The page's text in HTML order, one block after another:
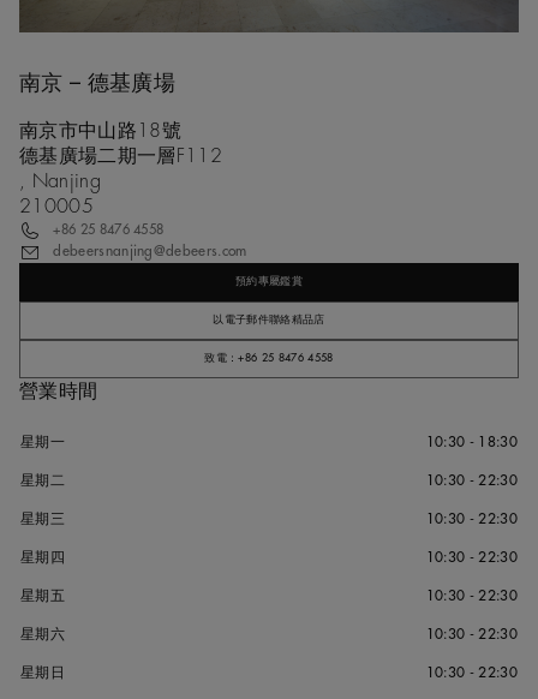
南京 – 德基廣場
南京市中山路18號
德基廣場二期一層F112
, Nanjing
210005
+86 25 8476 4558
debeersnanjing@debeers.com
預約專屬鑑賞
以電子郵件聯絡精品店
致電：+86 25 8476 4558
營業時間
星期一 10:30 - 18:30
星期二 10:30 - 22:30
星期三 10:30 - 22:30
星期四 10:30 - 22:30
星期五 10:30 - 22:30
星期六 10:30 - 22:30
星期日 10:30 - 22:30